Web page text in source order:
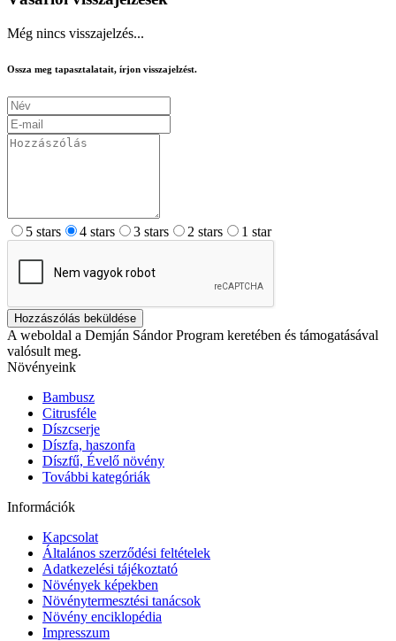
Még nincs visszajelzés...
Ossza meg tapasztalatait, írjon visszajelzést.
5 stars 4 stars 3 stars 2 stars 1 star
Hozzászólás beküldése
A weboldal a Demján Sándor Program keretében és támogatásával
valósult meg.
Növényeink
Bambusz
Citrusféle
Díszcserje
Díszfa, haszonfa
Díszfű, Évelő növény
További kategóriák
Információk
Kapcsolat
Általános szerződési feltételek
Adatkezelési tájékoztató
Növények képekben
Növénytermesztési tanácsok
Növény enciklopédia
Impresszum